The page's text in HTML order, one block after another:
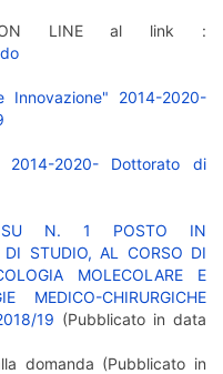
ON LINE al link :
Innovazione" 2014-2020-
2014-2020- Dottorato di
SU N. 1 POSTO IN
DI STUDIO, AL CORSO DI
MOLECOLARE E
MEDICO-CHIRURGICHE
19 (Pubblicato in data
domanda (Pubblicato in